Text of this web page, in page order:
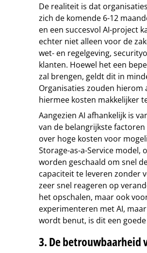
De realiteit is dat
zich de komende 6-12
en een succesvol AI-project
echter niet alleen voor de
wet- en regelgeving,
klanten. Hoewel het een
zal brengen, geldt dit in
Organisaties zouden hierom
hiermee kosten makkelijker
Aangezien AI afhankelijk is
van de belangrijkste
over hoge kosten voor
Storage-as-a-Service
worden geschaald om snel
capaciteit te leveren zonder
zeer snel reageren op
het opschalen, maar ook
experimenteren met AI,
wordt benut, is dit een
3. De betrouwbaarheid